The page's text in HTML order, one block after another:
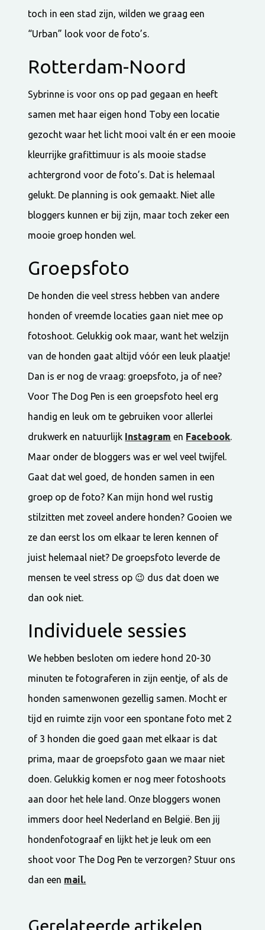
toch in een stad zijn, wilden we graag een
“Urban” look voor de foto’s.
Rotterdam-Noord
Sybrinne is voor ons op pad gegaan en heeft
samen met haar eigen hond Toby een locatie
gezocht waar het licht mooi valt én er een mooie
kleurrijke grafittimuur is als mooie stadse
achtergrond voor de foto’s. Dat is helemaal
gelukt. De planning is ook gemaakt. Niet alle
bloggers kunnen er bij zijn, maar toch zeker een
mooie groep honden wel.
Groepsfoto
De honden die veel stress hebben van andere
honden of vreemde locaties gaan niet mee op
fotoshoot. Gelukkig ook maar, want het welzijn
van de honden gaat altijd vóór een leuk plaatje!
Dan is er nog de vraag: groepsfoto, ja of nee?
Voor The Dog Pen is een groepsfoto heel erg
handig en leuk om te gebruiken voor allerlei
drukwerk en natuurlijk Instagram en Facebook.
Maar onder de bloggers was er wel veel twijfel.
Gaat dat wel goed, de honden samen in een
groep op de foto? Kan mijn hond wel rustig
stilzitten met zoveel andere honden? Gooien we
ze dan eerst los om elkaar te leren kennen of
juist helemaal niet? De groepsfoto leverde de
mensen te veel stress op 😉 dus dat doen we
dan ook niet.
Individuele sessies
We hebben besloten om iedere hond 20-30
minuten te fotograferen in zijn eentje, of als de
honden samenwonen gezellig samen. Mocht er
tijd en ruimte zijn voor een spontane foto met 2
of 3 honden die goed gaan met elkaar is dat
prima, maar de groepsfoto gaan we maar niet
doen. Gelukkig komen er nog meer fotoshoots
aan door het hele land. Onze bloggers wonen
immers door heel Nederland en België. Ben jij
hondenfotograaf en lijkt het je leuk om een
shoot voor The Dog Pen te verzorgen? Stuur ons
dan een mail.
Gerelateerde artikelen